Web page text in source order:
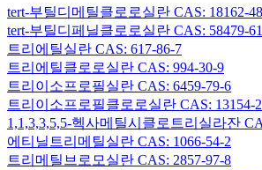
tert-부틸디메틸클로로실란 CAS: 18162-
tert-부틸디페닐클로로실란 CAS: 58479-
트리에틸실란 CAS: 617-86-7
트리에틸클로로실란 CAS: 994-30-9
트리이소프로필실란 CAS: 6459-79-6
트리이소프로필클로로실란 CAS: 13154-
1,1,3,3,5,5-헥사메틸시클로트리실라잔
에티닐트리메틸실란 CAS: 1066-54-2
트리메틸브로모실란 CAS: 2857-97-8